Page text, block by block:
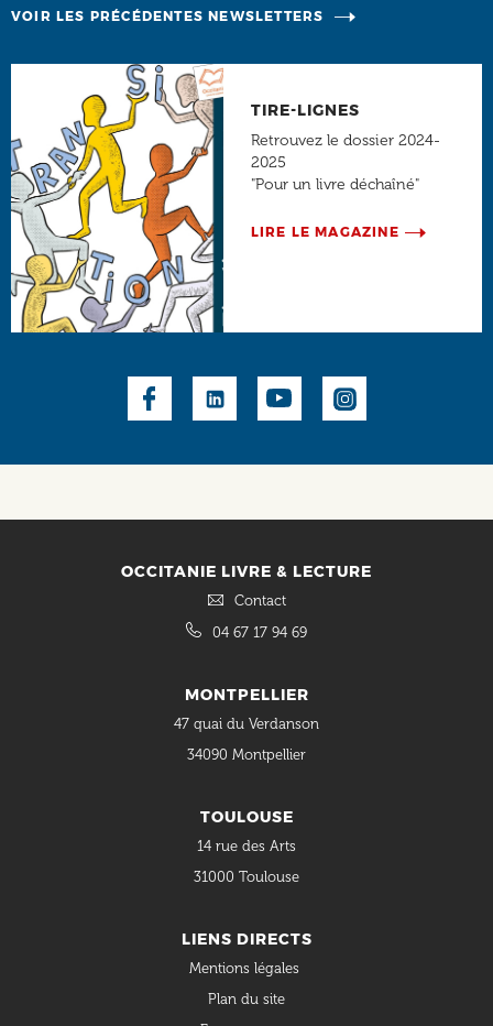
VOIR LES PRÉCÉDENTES NEWSLETTERS
TIRE-LIGNES
Retrouvez le dossier 2024-
2025
"Pour un livre déchaîné"
LIRE LE MAGAZINE
OCCITANIE LIVRE & LECTURE
Contact
04 67 17 94 69
MONTPELLIER
47 quai du Verdanson
34090 Montpellier
TOULOUSE
14 rue des Arts
31000 Toulouse
LIENS DIRECTS
Mentions légales
Plan du site